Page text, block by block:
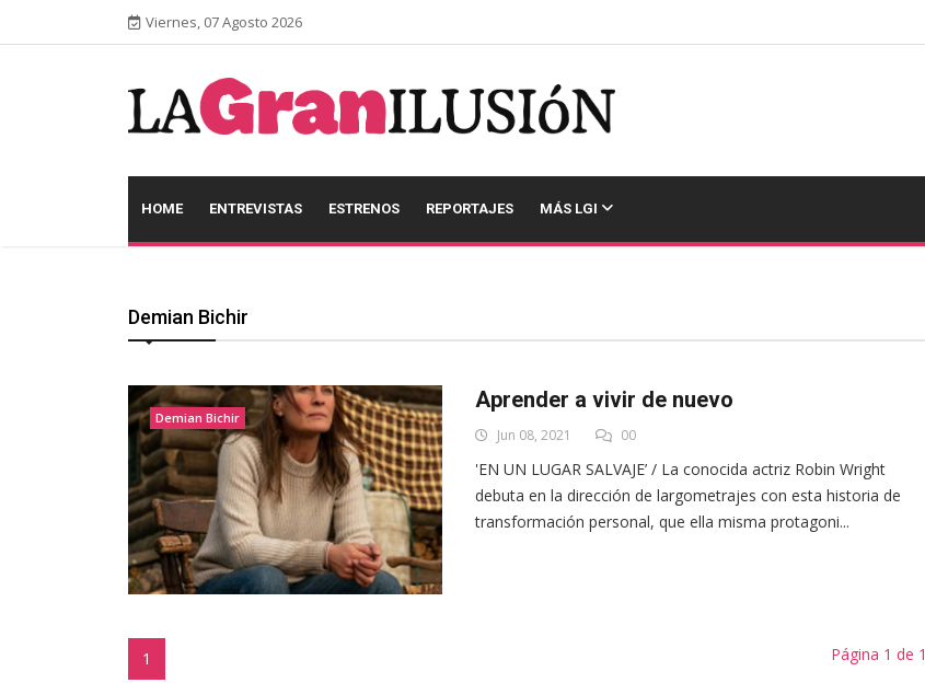
Viernes, 07 Agosto 2026
HOME ENTREVISTAS ESTRENOS REPORTAJES MÁS LGI
Demian Bichir
Demian Bichir
Aprender a vivir de nuevo
Jun 08, 2021 00
'EN UN LUGAR SALVAJE’ / La conocida actriz Robin Wright
debuta en la dirección de largometrajes con esta historia de
transformación personal, que ella misma protagoni...
1 Página 1 de 1